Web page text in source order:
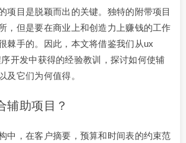
项目是脱颖而出的关键。独特的附带项目
，但是要在商业上和创造力上赚钱的工作
棘手的。因此，本文将借鉴我们从ux
开发中获得的经验教训，探讨如何使辅
及它们为何值得。
辅助项目？
中，在客户摘要，预算和时间表的约束范